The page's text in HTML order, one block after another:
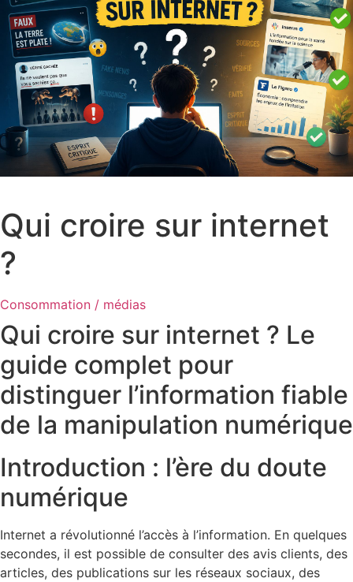
Qui croire sur internet
?
Consommation / médias
Qui croire sur internet ? Le
guide complet pour
distinguer l’information fiable
de la manipulation numérique
Introduction : l’ère du doute
numérique
Internet a révolutionné l’accès à l’information. En quelques
secondes, il est possible de consulter des avis clients, des
articles, des publications sur les réseaux sociaux, des